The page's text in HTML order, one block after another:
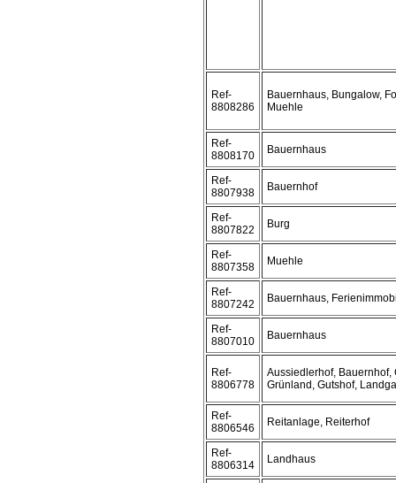
Ref-
8808286
Bauernhaus, Bungalow,
Muehle
Ref-
8808170
Bauernhaus
Ref-
8807938
Bauernhof
Ref-
8807822
Burg
Ref-
8807358
Muehle
Ref-
8807242
Bauernhaus,
Ref-
8807010
Bauernhaus
Ref-
8806778
Aussiedlerhof, Bauernhof,
Grünland, Gutshof,
Ref-
8806546
Reitanlage, Reiterhof
Ref-
8806314
Landhaus